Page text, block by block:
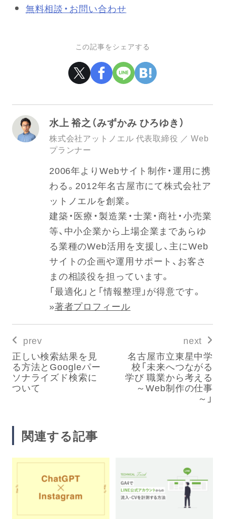
無料相談・お問い合わせ
この記事をシェアする
水上 裕之（みずかみ ひろゆき）
株式会社アットノエル 代表取締役 ／ Web
プランナー
2006年よりWebサイト制作・運用に携
わる。2012年名古屋市にて株式会社ア
ットノエルを創業。
建築・医療・製造業・士業・商社・小売業
等、中小企業から上場企業まであらゆ
る業種のWeb活用を支援し、主にWeb
サイトの企画や運用サポート、お客さ
まの相談役を担っています。
「最適化」と「情報整理」が得意です。
»著者プロフィール
prev
正しい検索結果を見
る方法とGoogleパー
ソナライズド検索に
ついて
next
名古屋市立東星中学
校「未来へつながる
学び 職業から考える
～Web制作の仕事
～」
関連する記事